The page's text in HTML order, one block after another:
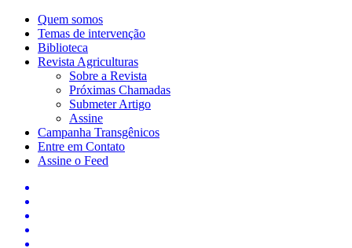
Quem somos
Temas de intervenção
Biblioteca
Revista Agriculturas
Sobre a Revista
Próximas Chamadas
Submeter Artigo
Assine
Campanha Transgênicos
Entre em Contato
Assine o Feed